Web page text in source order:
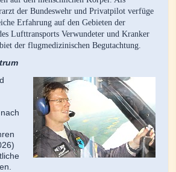
der Bundeswehr und Privatpilot verfüge
Erfahrung auf den Gebieten der
Lufttransports Verwundeter und Kranker
der flugmedizinischen Begutachtung.